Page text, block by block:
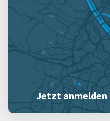
Jetzt